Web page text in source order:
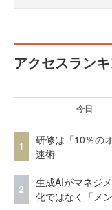
アクセスラン
今日
1
研修は「10％の
速術
2
生成AIがマネジ
化ではなく「メ